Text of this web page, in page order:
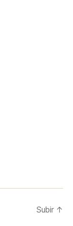
Subir ↑